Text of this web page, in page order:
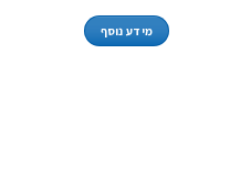
מידע נוסף